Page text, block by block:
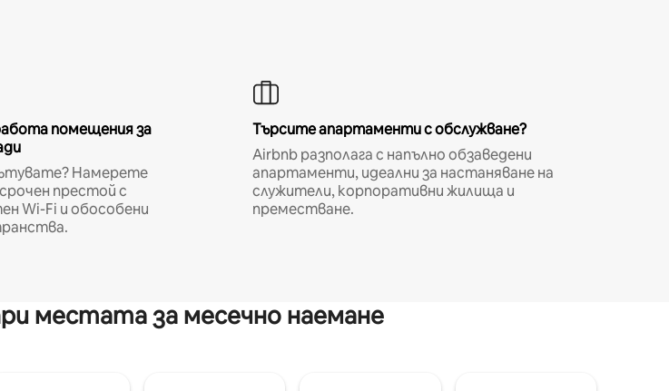
помещения за
Намерете
престой с
Wi-Fi и обособени
Търсите апартаменти с обслужване?
Airbnb разполага с напълно обзаведени
апартаменти, идеални за настаняване на
служители, корпоративни жилища и
преместване.
местата за месечно наемане